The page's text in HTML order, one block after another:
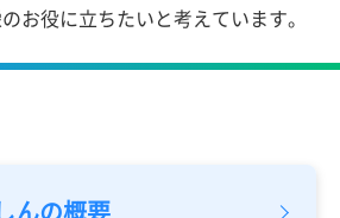
お役に立ちたいと考えています。